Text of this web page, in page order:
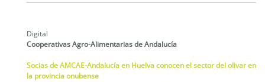
Digital
Cooperativas Agro-Alimentarias de Andalucía
Socias de AMCAE-Andalucía en Huelva conocen el sector del olivar en
la provincia onubense